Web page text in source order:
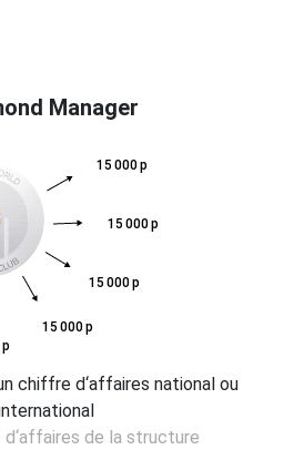
Manager
15 000 p
15 000 p
15 000 p
15 000 p
chiffre d‘affaires national ou
de la structure